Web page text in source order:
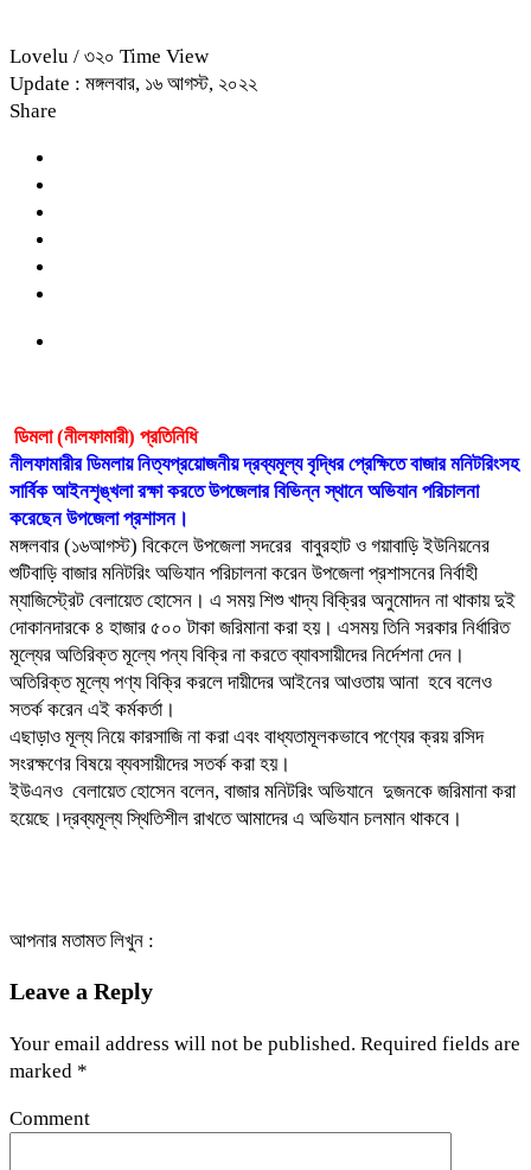
Lovelu / ৩২০ Time View
Update : মঙ্গলবার, ১৬ আগস্ট, ২০২২
Share
ডিমলা (নীলফামারী) প্রতিনিধি
নীলফামারীর ডিমলায় নিত্যপ্রয়োজনীয় দ্রব্যমূল্য বৃদ্ধির প্রেক্ষিতে বাজার মনিটরিংসহ
সার্বিক আইনশৃঙ্খলা রক্ষা করতে উপজেলার বিভিন্ন স্থানে অভিযান পরিচালনা
করেছেন উপজেলা প্রশাসন।
মঙ্গলবার (১৬আগস্ট) বিকেলে উপজেলা সদরের বাবুরহাট ও গয়াবাড়ি ইউনিয়নের
শুটিবাড়ি বাজার মনিটরিং অভিযান পরিচালনা করেন উপজেলা প্রশাসনের নির্বাহী
ম্যাজিস্ট্রেট বেলায়েত হোসেন। এ সময় শিশু খাদ্য বিক্রির অনুমোদন না থাকায় দুই
দোকানদারকে ৪ হাজার ৫০০ টাকা জরিমানা করা হয়। এসময় তিনি সরকার নির্ধারিত
মূল্যের অতিরিক্ত মূল্যে পন্য বিক্রি না করতে ব্যাবসায়ীদের নির্দেশনা দেন।
অতিরিক্ত মূল্যে পণ্য বিক্রি করলে দায়ীদের আইনের আওতায় আনা হবে বলেও
সতর্ক করেন এই কর্মকর্তা।
এছাড়াও মূল্য নিয়ে কারসাজি না করা এবং বাধ্যতামূলকভাবে পণ্যের ক্রয় রসিদ
সংরক্ষণের বিষয়ে ব্যবসায়ীদের সতর্ক করা হয়।
ইউএনও বেলায়েত হোসেন বলেন, বাজার মনিটরিং অভিযানে দুজনকে জরিমানা করা
হয়েছে।দ্রব্যমূল্য স্থিতিশীল রাখতে আমাদের এ অভিযান চলমান থাকবে।
আপনার মতামত লিখুন :
Leave a Reply
Your email address will not be published. Required fields are
marked *
Comment